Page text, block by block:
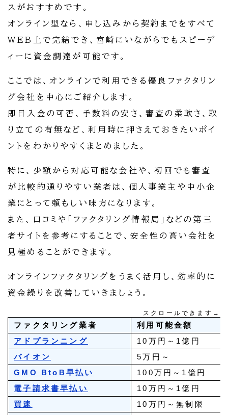
スがおすすめです。
オンライン型なら、申し込みから契約までをすべて
WEB上で完結でき、宮崎にいながらでもスピーデ
ィーに資金調達が可能です。
ここでは、オンラインで利用できる優良ファクタリン
グ会社を中心にご紹介します。
即日入金の可否、手数料の安さ、審査の柔軟さ、取
り立ての有無など、利用時に押さえておきたいポイ
ントをわかりやすくまとめました。
特に、少額から対応可能な会社や、初回でも審査
が比較的通りやすい業者は、個人事業主や中小企
業にとって頼もしい味方になります。
また、口コミや「ファクタリング情報局」などの第三
者サイトを参考にすることで、安全性の高い会社を
見極めることができます。
オンラインファクタリングをうまく活用し、効率的に
資金繰りを改善していきましょう。
スクロールできます→
ファクタリング業者
利用可能金額
アドプランニング
10万円～1億円
バイオン
5万円～
GMO BtoB早払い
100万円～1億円
電子請求書早払い
10万円～1億円
買速
10万円～無制限